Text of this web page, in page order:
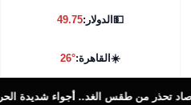
💵الدولار:49.75
☀️القاهرة:26°
طقس الغد.. أجواء شديدة الحرارة و38 درجة بالقاهرة